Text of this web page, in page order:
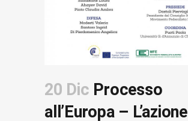
20 Dic Processo
all’Europa – L’azione